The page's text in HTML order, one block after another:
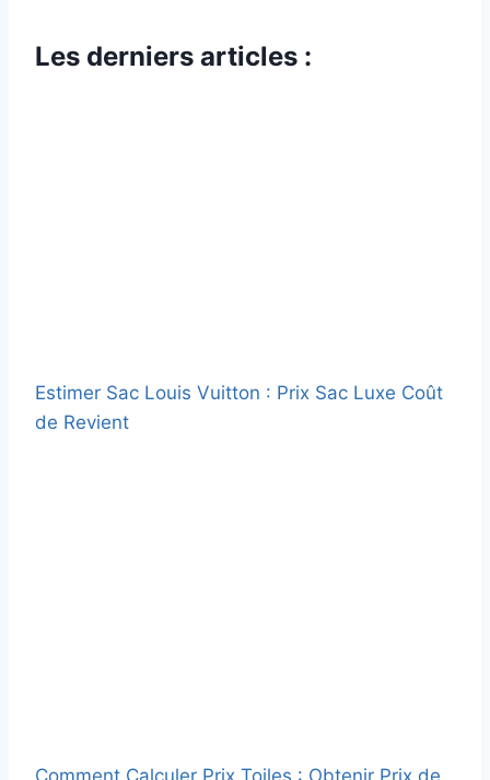
Les derniers articles :
Estimer Sac Louis Vuitton : Prix Sac Luxe Coût
de Revient
Comment Calculer Prix Toiles : Obtenir Prix de